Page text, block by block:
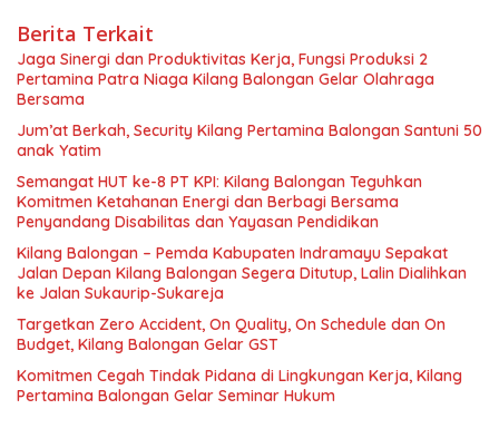
Berita Terkait
Jaga Sinergi dan Produktivitas Kerja, Fungsi Produksi 2
Pertamina Patra Niaga Kilang Balongan Gelar Olahraga
Bersama
Jum’at Berkah, Security Kilang Pertamina Balongan Santuni 50
anak Yatim
Semangat HUT ke-8 PT KPI: Kilang Balongan Teguhkan
Komitmen Ketahanan Energi dan Berbagi Bersama
Penyandang Disabilitas dan Yayasan Pendidikan
Kilang Balongan – Pemda Kabupaten Indramayu Sepakat
Jalan Depan Kilang Balongan Segera Ditutup, Lalin Dialihkan
ke Jalan Sukaurip-Sukareja
Targetkan Zero Accident, On Quality, On Schedule dan On
Budget, Kilang Balongan Gelar GST
Komitmen Cegah Tindak Pidana di Lingkungan Kerja, Kilang
Pertamina Balongan Gelar Seminar Hukum